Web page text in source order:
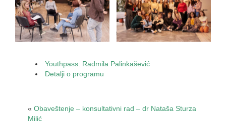
Youthpass: Radmila Palinkašević
Detalji o programu
« Obaveštenje – konsultativni rad – dr Nataša Sturza
Milić